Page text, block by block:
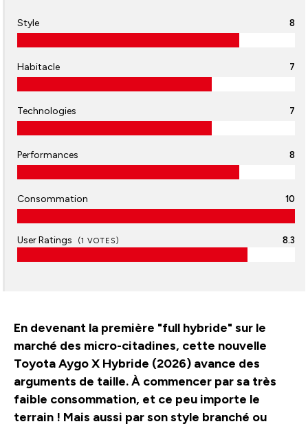
Style 8
Habitacle 7
Technologies 7
Performances 8
Consommation 10
User Ratings (1 VOTES) 8.3
En devenant la première "full hybride" sur le
marché des micro-citadines, cette nouvelle
Toyota Aygo X Hybride (2026) avance des
arguments de taille. À commencer par sa très
faible consommation, et ce peu importe le
terrain ! Mais aussi par son style branché ou